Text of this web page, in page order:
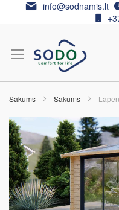
Skip info@sodnamis.lt
Sākums Sākums
Iet
uz
galerijas
beigām